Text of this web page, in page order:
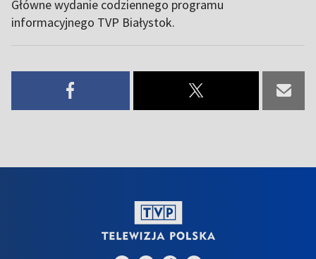
Główne wydanie codziennego programu
informacyjnego TVP Białystok.